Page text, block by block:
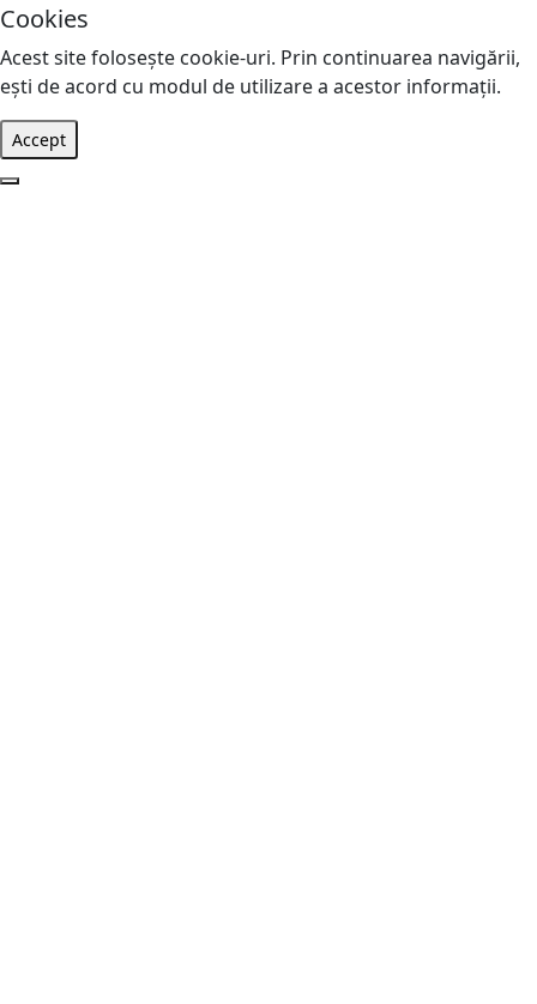
Cookies
Acest site foloseşte cookie-uri. Prin continuarea navigării,
eşti de acord cu modul de utilizare a acestor informaţii.
Accept